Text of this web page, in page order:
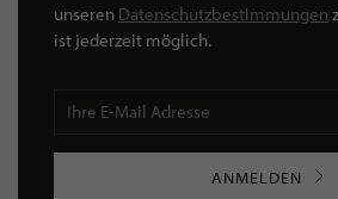
unseren Datenschutzbestimmungen
ist jederzeit möglich.
ANMELDEN